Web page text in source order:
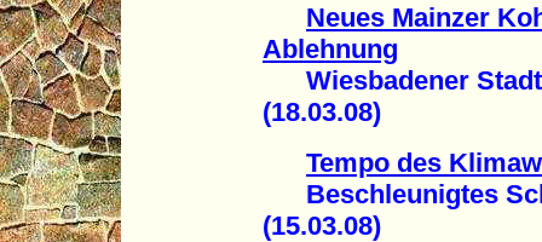
Neues Mainzer
Ablehnung
Wiesbadener
(18.03.08)
Tempo des
Beschleunigtes
(15.03.08)